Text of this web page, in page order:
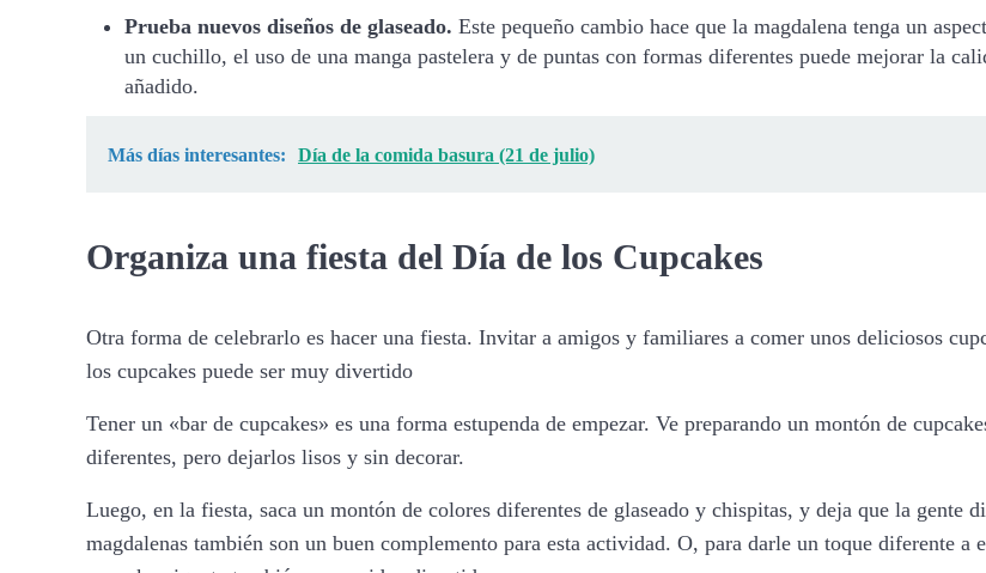
Prueba nuevos diseños de glaseado. Este pequeño cambio hace que la magdalena tenga un
un cuchillo, el uso de una manga pastelera y de puntas con formas diferentes puede mejorar la
añadido.
Más días interesantes: Día de la comida basura (21 de julio)
Organiza una fiesta del Día de los Cupcakes
Otra forma de celebrarlo es hacer una fiesta. Invitar a amigos y familiares a comer unos deliciosos
los cupcakes puede ser muy divertido
Tener un «bar de cupcakes» es una forma estupenda de empezar. Ve preparando un montón de
diferentes, pero dejarlos lisos y sin decorar.
Luego, en la fiesta, saca un montón de colores diferentes de glaseado y chispitas, y deja que la gente
magdalenas también son un buen complemento para esta actividad. O, para darle un toque diferente a